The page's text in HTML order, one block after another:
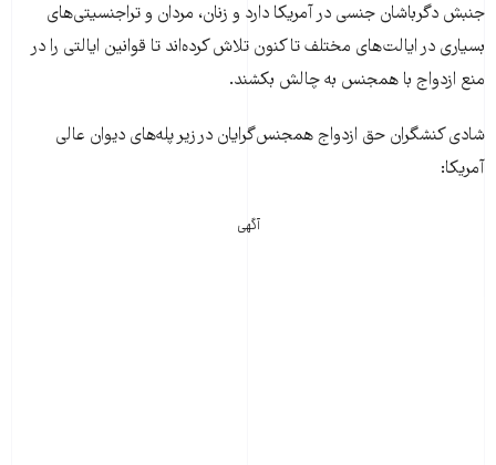
جنبش دگرباشان جنسی در آمریکا دارد و زنان، مردان و تراجنسیتی‌های
بسیاری در ایالت‌های مختلف تا کنون تلاش کرده‌اند تا قوانین ایالتی را در
منع ازدواج با همجنس به چالش بکشند.
شادی کنشگران حق ازدواج همجنس‌گرایان در زیر پله‌های دیوان عالی
آمریکا:
آگهی